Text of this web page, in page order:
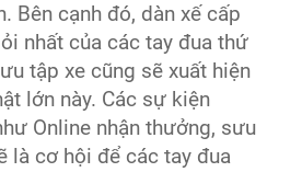
Bên cạnh đó, dàn xế cấp
nhất của các tay đua thứ
tập xe cũng sẽ xuất hiện
lớn này. Các sự kiện
Online nhận thưởng, sưu
là cơ hội để các tay đua